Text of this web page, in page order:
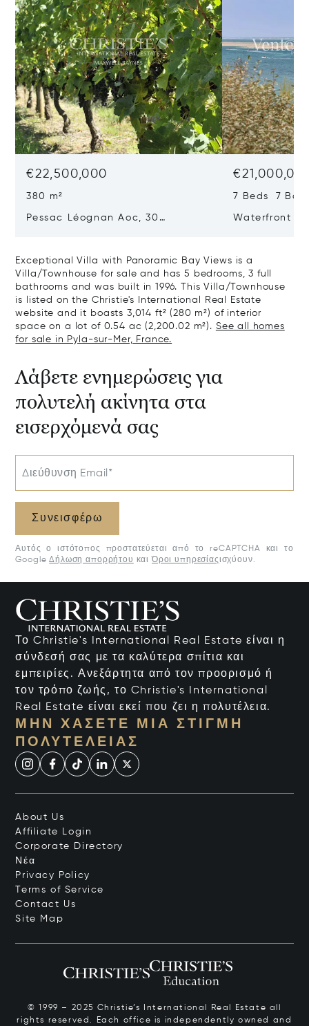
€22,500,000
380 m²
Pessac Léognan Aoc, 30
7 Beds 7
Waterfront
Exceptional Villa with Panoramic Bay Views is a
Villa/Townhouse for sale and has 5 bedrooms, 3 full
bathrooms and was built in 1996. This Villa/Townhouse
is listed on the Christie's International Real Estate
website and it boasts 3,014 ft² (280 m²) of interior
space on a lot of 0.54 ac (2,200.02 m²). See all homes
for sale in Pyla-sur-Mer, France.
Λάβετε ενημερώσεις για
πολυτελή ακίνητα στα
εισερχόμενά σας
Διεύθυνση Email*
Συνεισφέρω
Αυτός ο ιστότοπος προστατεύεται από το reCAPTCHA και το
Google Δήλωση απορρήτου καιΌροι υπηρεσίαςισχύουν.
Το Christie's International Real Estate είναι η
σύνδεσή σας με τα καλύτερα σπίτια και
εμπειρίες. Ανεξάρτητα από τον προορισμό ή
τον τρόπο ζωής, το Christie's International
Real Estate είναι εκεί που ζει η πολυτέλεια.
ΜΗΝ ΧΆΣΕΤΕ ΜΙΑ ΣΤΙΓΜΉ
ΠΟΛΥΤΈΛΕΙΑΣ
About Us
Affiliate Login
Corporate Directory
Νέα
Privacy Policy
Terms of Service
Contact Us
Site Map
© 1999 – 2025 Christie’s International Real Estate all
rights reserved. Each office is independently owned and